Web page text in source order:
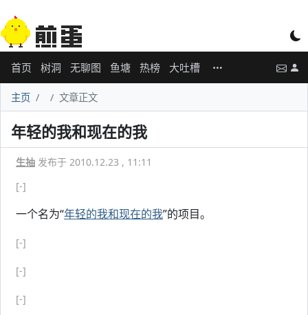
首页 树洞 无聊图 鱼塘 热榜 大吐槽
主页 文章正文
年轻的我和现在的我
生抽 发布于 2010.12.23 , 11:11
[-]
一个名为“年轻的我和现在的我”的项目。
[-]
[-]
[-]